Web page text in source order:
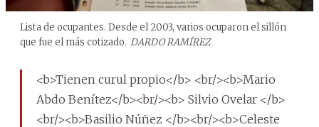
Lista de ocupantes. Desde el 2003, varios ocuparon el sillón
que fue el más cotizado. DARDO RAMÍREZ
<b>Tienen curul propio</b> <br/><b>Mario
Abdo Benítez</b><br/><b> Silvio Ovelar </b>
<br/><b>Basilio Núñez </b><br/><b>Celeste